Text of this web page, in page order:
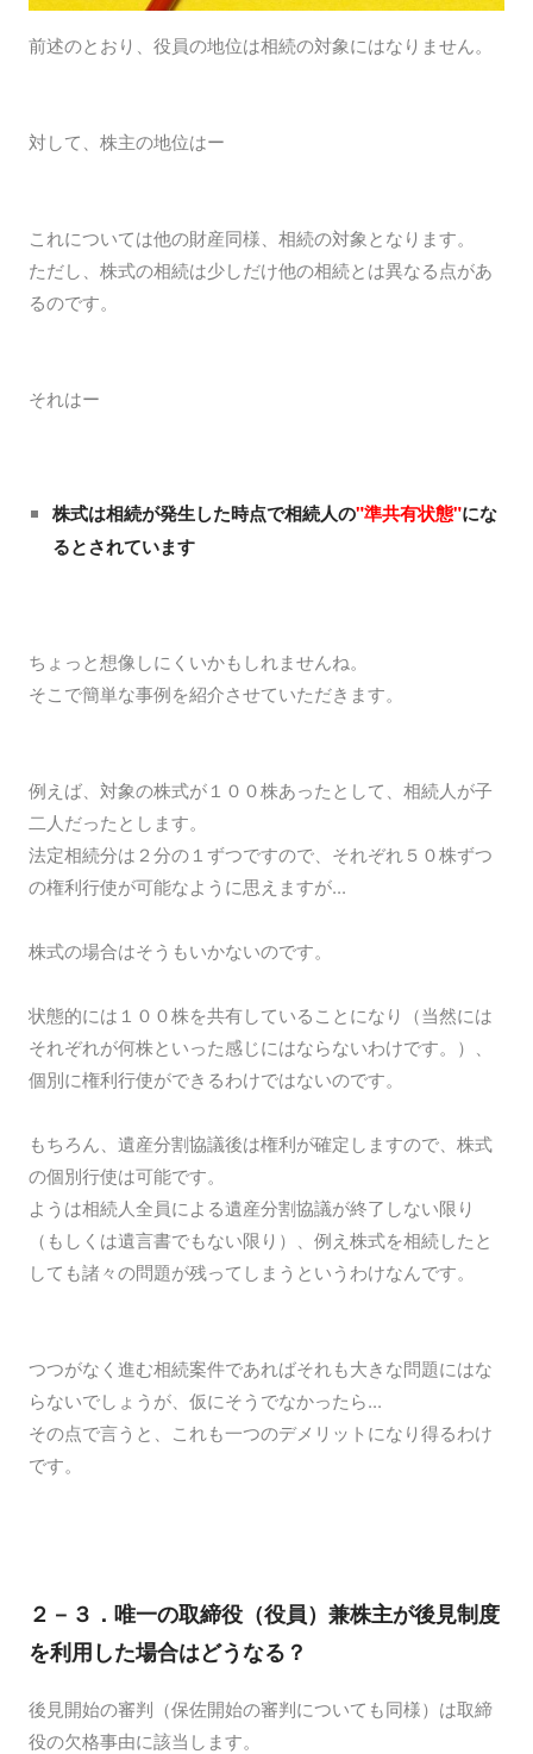
前述のとおり、役員の地位は相続の対象にはなりません。
対して、株主の地位はー
これについては他の財産同様、相続の対象となります。
ただし、株式の相続は少しだけ他の相続とは異なる点があ
るのです。
それはー
株式は相続が発生した時点で相続人の"準共有状態"にな
るとされています
ちょっと想像しにくいかもしれませんね。
そこで簡単な事例を紹介させていただきます。
例えば、対象の株式が１００株あったとして、相続人が子
二人だったとします。
法定相続分は２分の１ずつですので、それぞれ５０株ずつ
の権利行使が可能なように思えますが...
株式の場合はそうもいかないのです。
状態的には１００株を共有していることになり（当然には
それぞれが何株といった感じにはならないわけです。）、
個別に権利行使ができるわけではないのです。
もちろん、遺産分割協議後は権利が確定しますので、株式
の個別行使は可能です。
ようは相続人全員による遺産分割協議が終了しない限り
（もしくは遺言書でもない限り）、例え株式を相続したと
しても諸々の問題が残ってしまうというわけなんです。
つつがなく進む相続案件であればそれも大きな問題にはな
らないでしょうが、仮にそうでなかったら...
その点で言うと、これも一つのデメリットになり得るわけ
です。
２－３．唯一の取締役（役員）兼株主が後見制度
を利用した場合はどうなる？
後見開始の審判（保佐開始の審判についても同様）は取締
役の欠格事由に該当します。